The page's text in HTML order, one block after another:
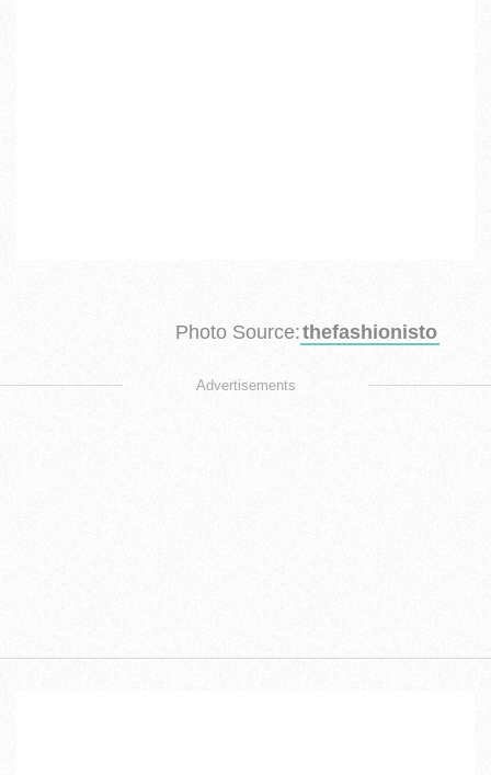
Photo Source:thefashionisto
Advertisements